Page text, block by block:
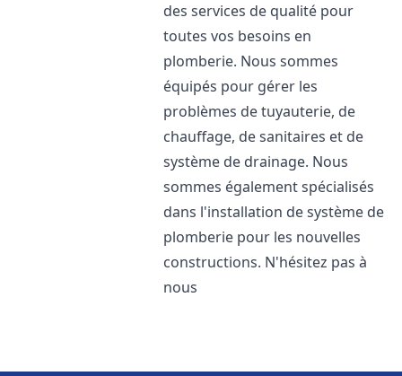
des services de qualité pour
toutes vos besoins en
plomberie. Nous sommes
équipés pour gérer les
problèmes de tuyauterie, de
chauffage, de sanitaires et de
système de drainage. Nous
sommes également spécialisés
dans l'installation de système de
plomberie pour les nouvelles
constructions. N'hésitez pas à
nous